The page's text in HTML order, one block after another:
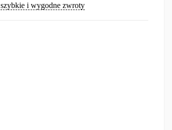
szybkie i wygodne zwroty